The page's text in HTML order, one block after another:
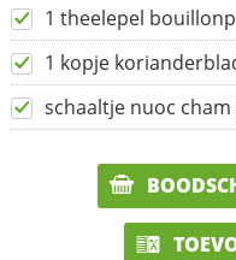
1 theelepel
1 kopje
schaaltje nuoc cham